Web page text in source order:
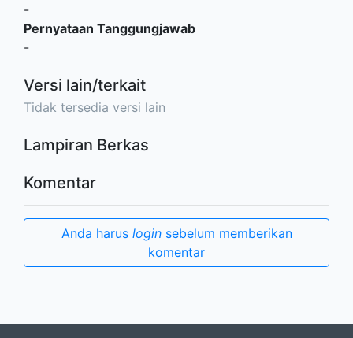
-
Pernyataan Tanggungjawab
-
Versi lain/terkait
Tidak tersedia versi lain
Lampiran Berkas
Komentar
Anda harus loginsebelum memberikan
komentar